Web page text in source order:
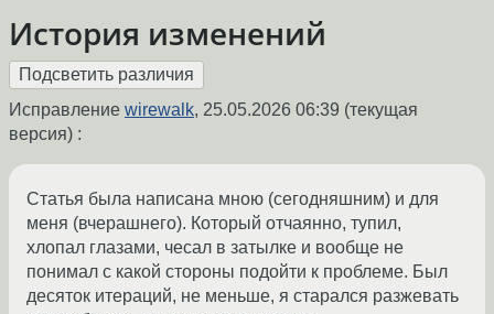
История изменений
Исправление wirewalk, 25.05.2026 06:39 (текущая
версия) :
Статья была написана мною (сегодняшним) и для
меня (вчерашнего). Который отчаянно, тупил,
хлопал глазами, чесал в затылке и вообще не
понимал с какой стороны подойти к проблеме. Был
десяток итераций, не меньше, я старался разжевать